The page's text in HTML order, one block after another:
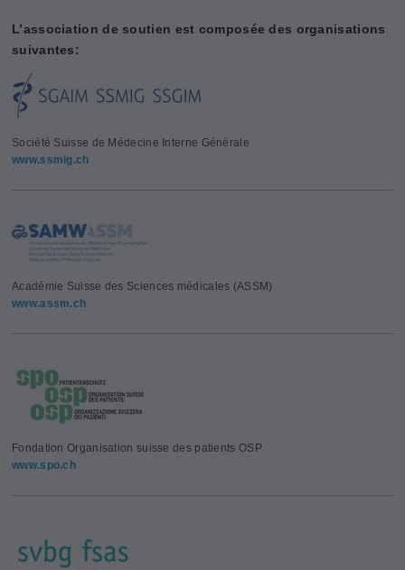
L’association de soutien est composée des organisations
suivantes:
Société Suisse de Médecine Interne Générale
www.ssmig.ch
Académie Suisse des Sciences médicales (ASSM)
www.assm.ch
Fondation Organisation suisse des patients OSP
www.spo.ch